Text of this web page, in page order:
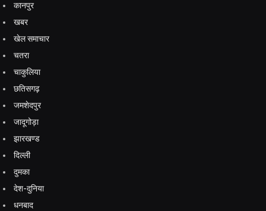
कानपुर
खबर
खेल समाचार
चतरा
चाकुलिया
छतिसगढ़
जमशेदपुर
जादूगोड़ा
झारखण्ड
दिल्ली
दुमका
देश-दुनिया
धनबाद